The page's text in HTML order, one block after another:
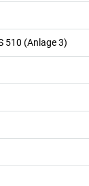
510 (Anlage 3)